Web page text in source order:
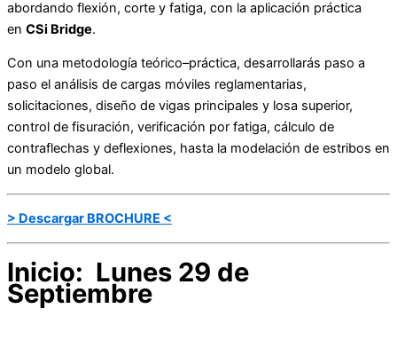
abordando flexión, corte y fatiga, con la aplicación práctica
en CSi Bridge.
Con una metodología teórico–práctica, desarrollarás paso a
paso el análisis de cargas móviles reglamentarias,
solicitaciones, diseño de vigas principales y losa superior,
control de fisuración, verificación por fatiga, cálculo de
contraflechas y deflexiones, hasta la modelación de estribos en
un modelo global.
> Descargar BROCHURE <
Inicio: Lunes 29 de
Septiembre